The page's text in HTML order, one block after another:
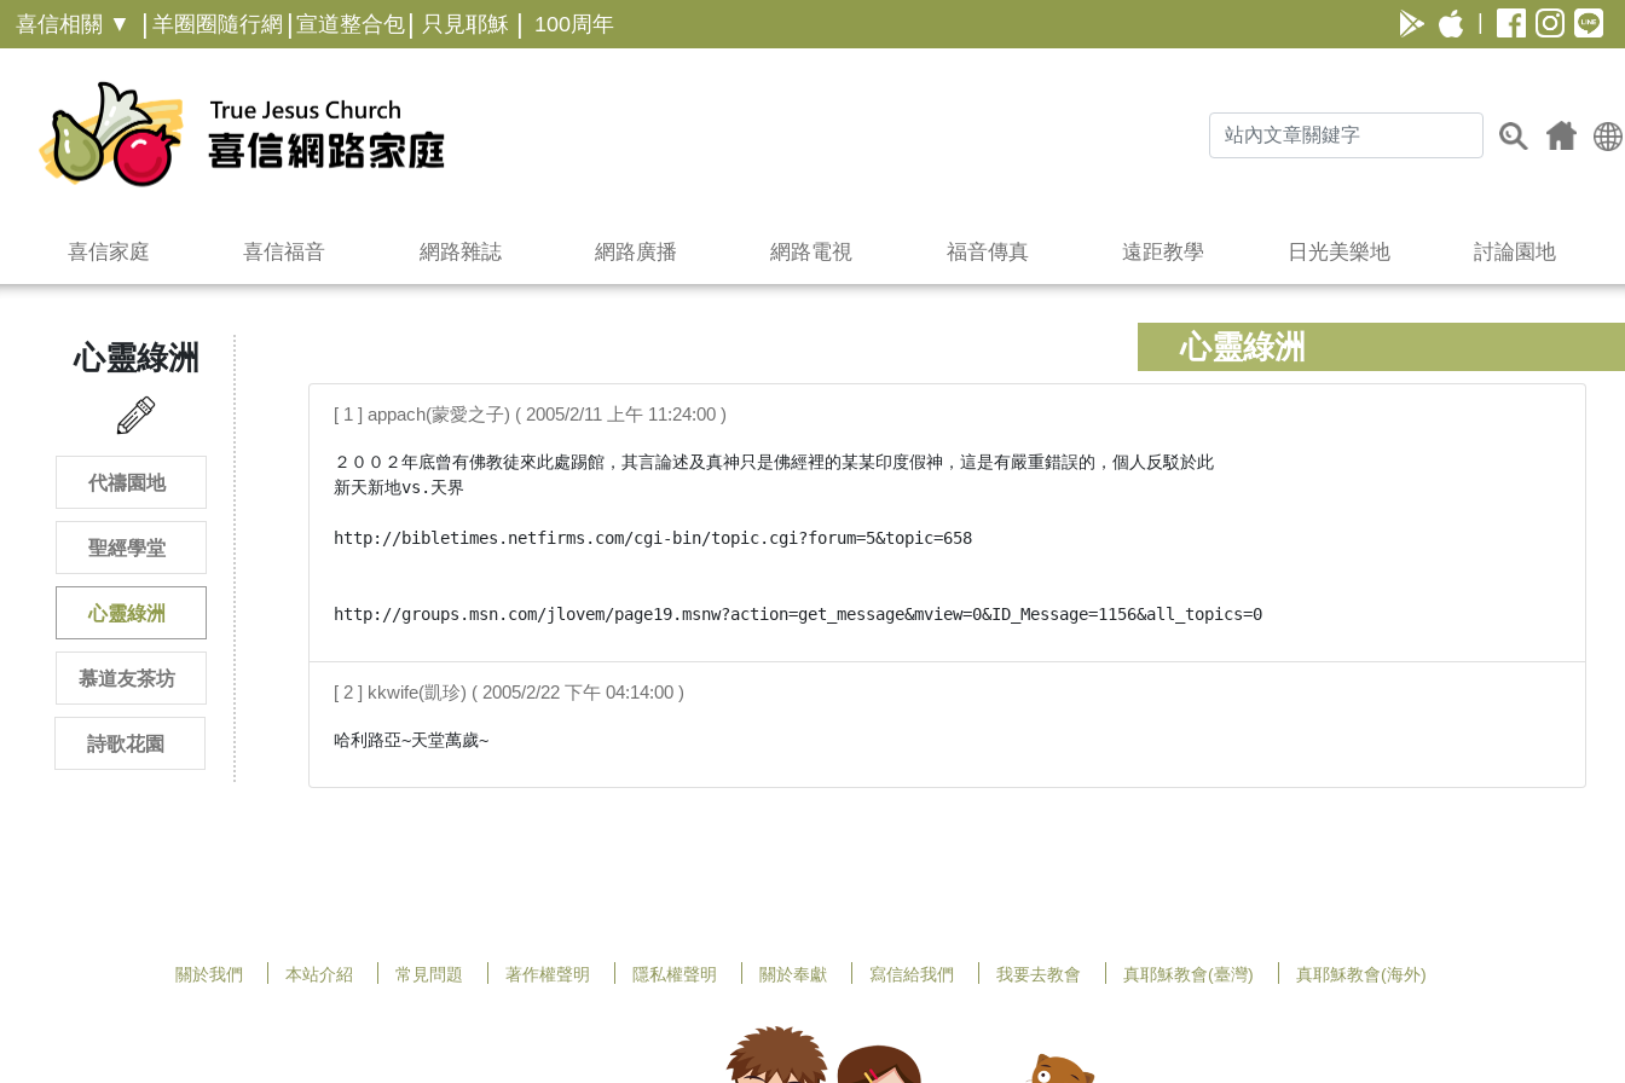
喜信相關 ▼ | 羊圈圈隨行網 | 宣道整合包 | 只見耶穌 | 100周年
喜信家庭 喜信福音 網路雜誌 網路廣播 網路電視 福音傳真 遠距教學 日光美樂地 討論園地
心靈綠洲
心靈綠洲
代禱園地
聖經學堂
心靈綠洲
慕道友茶坊
詩歌花園
[ 1 ] appach(蒙愛之子) ( 2005/2/11 上午 11:24:00 )
２００２年底曾有佛教徒來此處踢館，其言論述及真神只是佛經裡的某某印度假神，這是有嚴重錯誤的，個人反駁於此
新天新地vs.天界
http://bibletimes.netfirms.com/cgi-bin/topic.cgi?forum=5&topic=658
[ 2 ] kkwife(凱珍) ( 2005/2/22 下午 04:14:00 )
哈利路亞~天堂萬歲~
關於我們 本站介紹 常見問題 著作權聲明 隱私權聲明 關於奉獻 寫信給我們 我要去教會 真耶穌教會(臺灣) 真耶穌教會(海外)